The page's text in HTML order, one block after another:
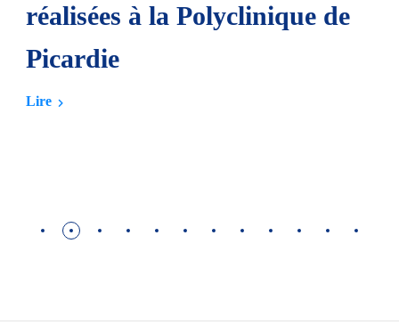
réalisées à la Polyclinique de
Picardie
Lire